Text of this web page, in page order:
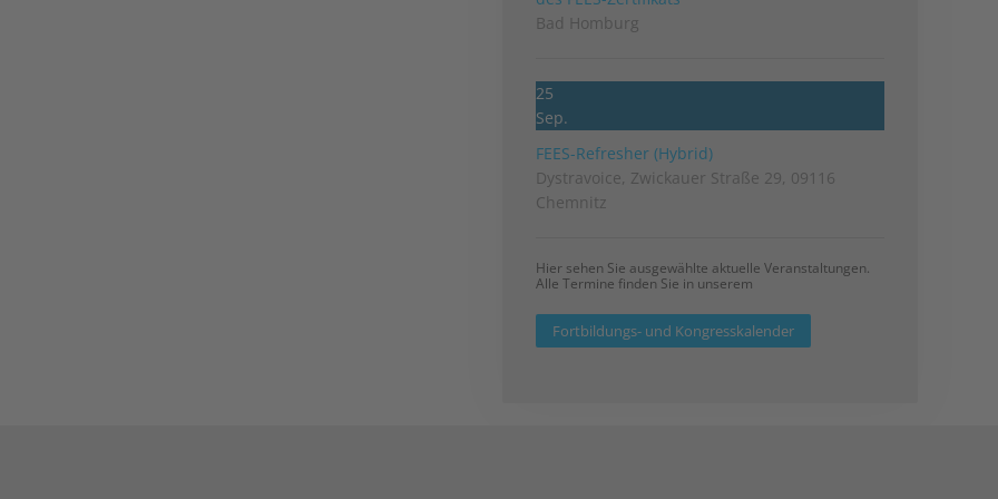
Bad Homburg
25
Sep.
FEES-Refresher (Hybrid)
Dystravoice, Zwickauer Straße 29, 09116
Chemnitz
Hier sehen Sie ausgewählte aktuelle Veranstaltungen.
Alle Termine finden Sie in unserem
Fortbildungs- und Kongresskalender